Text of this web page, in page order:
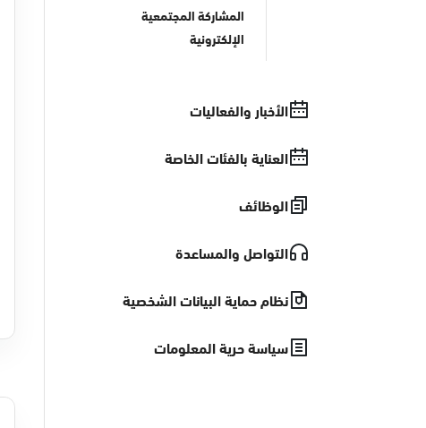
المشاركة المجتمعية
الإلكترونية
الأخبار والفعاليات
العناية بالفئات الخاصة
الوظائف
التواصل والمساعدة
نظام حماية البيانات الشخصية
سياسة حرية المعلومات